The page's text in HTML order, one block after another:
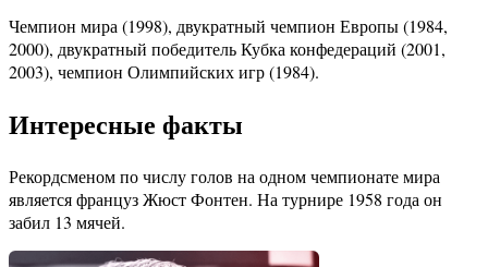
Чемпион мира (1998), двукратный чемпион Европы (1984,
2000), двукратный победитель Кубка конфедераций (2001,
2003), чемпион Олимпийских игр (1984).
Интересные факты
Рекордсменом по числу голов на одном чемпионате мира
является француз Жюст Фонтен. На турнире 1958 года он
забил 13 мячей.